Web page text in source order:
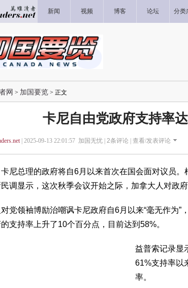
新闻 视频 博客 论坛 分类
网 > 加国要览 > 正文
卡尼自由党政府支持率
| 2025-09-13 22:01:57 加国无忧 | 2条评论 | 查看/发表评论
尼总理的政府将自6月以来首次在国会面对议员
调显示，这次秋季会议开始之际，加拿大人对政
党领袖博励治嘲讽卡尼政府自6月以来“毫无作为”
支持率上升了10个百分点，目前达到58%。
益普索记录显
61%支持率以
率。